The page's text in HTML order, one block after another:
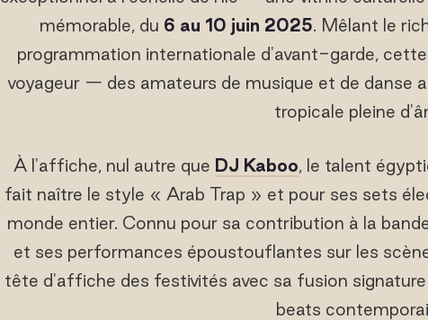
mémorable, du 6 au 10 juin 2025. Mêlant le
programmation internationale d'avant-garde,
voyageur — des amateurs de musique et de danse
tropicale pleine
À l'affiche, nul autre que DJ Kaboo, le talent
fait naître le style « Arab Trap » et pour ses sets
monde entier. Connu pour sa contribution à la
et ses performances époustouflantes sur les
tête d'affiche des festivités avec sa fusion
beats